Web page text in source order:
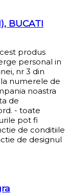
BUCATI
produs
personal in
nr 3 din
numerele de
noastra
de
- toate
pot fi
de conditiile
de designul